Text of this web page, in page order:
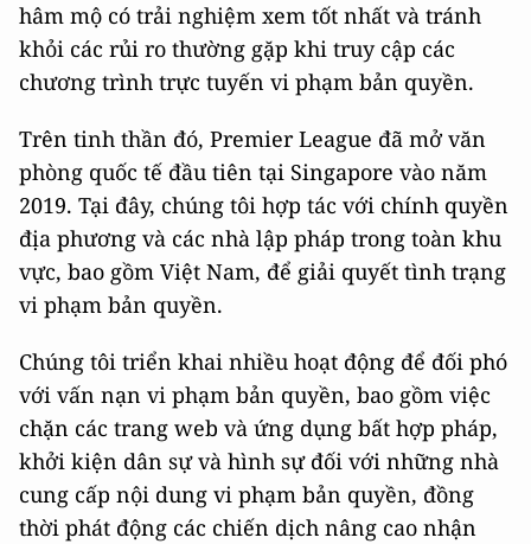
hâm mộ có trải nghiệm xem tốt nhất và tránh
khỏi các rủi ro thường gặp khi truy cập các
chương trình trực tuyến vi phạm bản quyền.
Trên tinh thần đó, Premier League đã mở văn
phòng quốc tế đầu tiên tại Singapore vào năm
2019. Tại đây, chúng tôi hợp tác với chính quyền
địa phương và các nhà lập pháp trong toàn khu
vực, bao gồm Việt Nam, để giải quyết tình trạng
vi phạm bản quyền.
Chúng tôi triển khai nhiều hoạt động để đối phó
với vấn nạn vi phạm bản quyền, bao gồm việc
chặn các trang web và ứng dụng bất hợp pháp,
khởi kiện dân sự và hình sự đối với những nhà
cung cấp nội dung vi phạm bản quyền, đồng
thời phát động các chiến dịch nâng cao nhận